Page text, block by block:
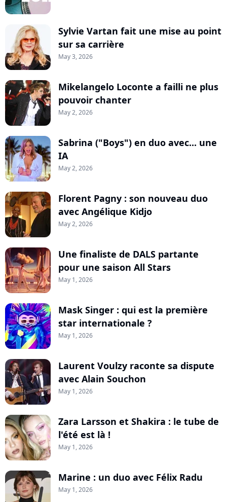
Sylvie Vartan fait une mise au point
sur sa carrière
May 3, 2026
Mikelangelo Loconte a failli ne plus
pouvoir chanter
May 2, 2026
Sabrina ("Boys") en duo avec... une
IA
May 2, 2026
Florent Pagny : son nouveau duo
avec Angélique Kidjo
May 2, 2026
Une finaliste de DALS partante
pour une saison All Stars
May 1, 2026
Mask Singer : qui est la première
star internationale ?
May 1, 2026
Laurent Voulzy raconte sa dispute
avec Alain Souchon
May 1, 2026
Zara Larsson et Shakira : le tube de
l'été est là !
May 1, 2026
Marine : un duo avec Félix Radu
May 1, 2026